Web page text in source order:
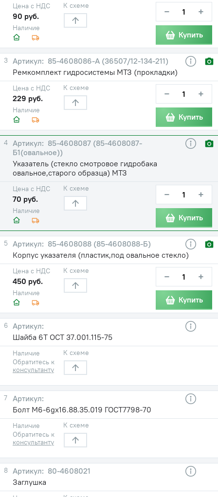
Наличие
Цена с НДС
90 руб.
К схеме − +
Купить
3
85-4608086-А (36507/12-134-211)
Ремкомплект гидросистемы МТЗ (прокладки)
Наличие
Цена с НДС
229 руб.
К схеме − +
Купить
4
85-4608087 (85-4608087-
Б1(овальное))
Указатель (стекло смотровое гидробака
овальное,старого образца) МТЗ
Наличие
Цена с НДС
70 руб.
К схеме − +
Купить
5
85-4608088 (85-4608088-Б)
Корпус указателя (пластик,под овальное стекло)
Наличие
Цена с НДС
450 руб.
К схеме − +
Купить
6
Шайба 6Т ОСТ 37.001.115-75
Наличие
Обратитесь к
консультанту
К схеме
7
Болт М6-6gх16.88.35.019 ГОСТ7798-70
Наличие
Обратитесь к
консультанту
К схеме
8
80-4608021
Заглушка